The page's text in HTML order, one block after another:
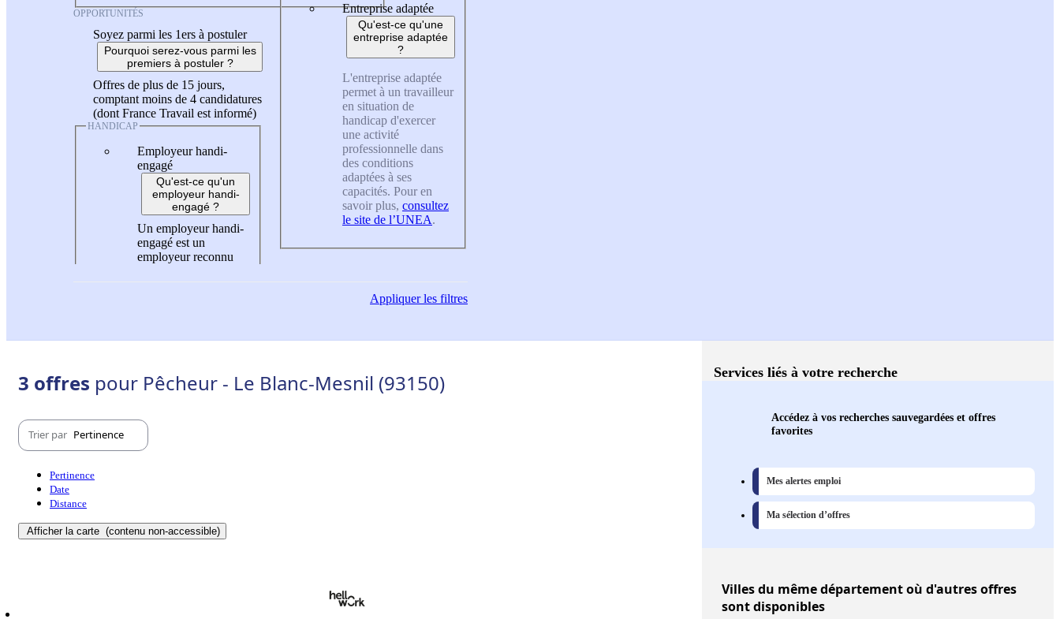
OPPORTUNITÉS
Soyez parmi les 1ers à postuler
Pourquoi serez-vous parmi les
premiers à postuler ?
Offres de plus de 15 jours,
comptant moins de 4 candidatures
(dont France Travail est informé)
HANDICAP
Employeur handi-
engagé
Qu'est-ce qu'un
employeur handi-
engagé ?
Un employeur handi-
engagé est un
employeur reconnu
Entreprise adaptée
Qu'est-ce qu'une
entreprise adaptée
?
L'entreprise adaptée
permet à un travailleur
en situation de
handicap d'exercer
une activité
professionnelle dans
des conditions
adaptées à ses
capacités. Pour en
savoir plus, consultez
le site de l’UNEA.
Appliquerles filtres
3 offres pour Pêcheur - Le Blanc-Mesnil (93150)
Trier par Pertinence
Pertinence
Date
Distance
Afficher la carte (contenu non-accessible)
Services liés à votre recherche
Accédez à vos recherches sauvegardées et offres
favorites
Mes alertes emploi
Ma sélection d’offres
Villesdu même département où d'autres offres
sont disponibles